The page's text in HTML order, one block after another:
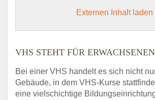
Externen Inhalt laden
VHS STEHT FÜR
Bei einer VHS handelt es sich nicht
Gebäude, in dem VHS-Kurse
eine vielschichtige